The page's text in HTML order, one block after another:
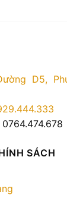
D5,
0764.474.678
SÁCH